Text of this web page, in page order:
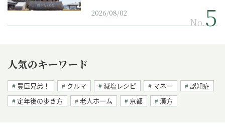
2026/08/02
No.
人気のキーワード
豊臣兄弟！ クルマ 減塩レシピ マネー
認知症
定年後の歩き方
老人ホーム 京都 漢方